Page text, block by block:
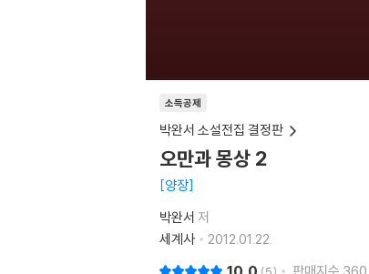
소득공제
박완서 소설전집 결정판
오만과 몽상 2
양장
박완서 저
세계사
2012.01.22.